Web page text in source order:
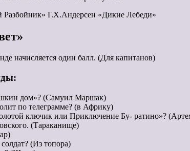
Г.Х.Андерсен «Дикие Лебеди»
начисляется один балл. (Для капитанов)
дом»? (Самуил Маршак)
по телеграмме? (в Африку)
ключик или Приключение Бу- ратино»?
(Тараканище)
(Из топора)